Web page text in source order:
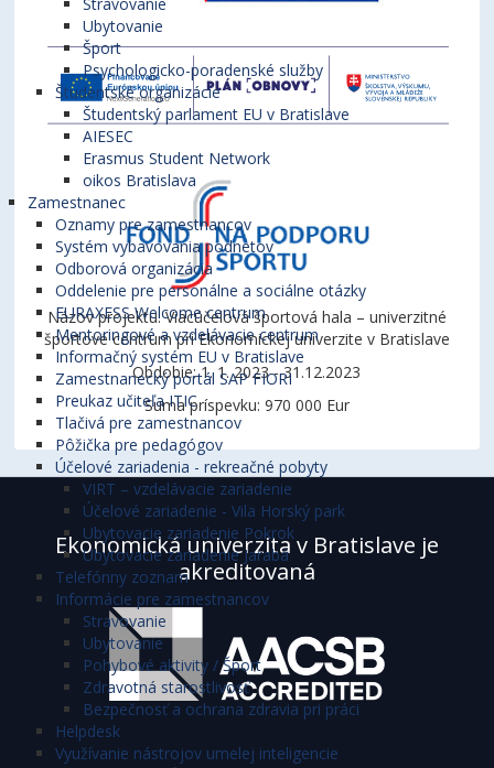
Ubytovanie
Šport
Psychologicko-poradenské služby
Študentské organizácie
Študentský parlament EU v Bratislave
AIESEC
Erasmus Student Network
oikos Bratislava
Zamestnanec
Oznamy pre zamestnancov
Systém vybavovania podnetov
Odborová organizácia
Oddelenie pre personálne a sociálne otázky
EURAXESS Welcome centrum
Mentoringové a vzdelávacie centrum
Informačný systém EU v Bratislave
Zamestnanecký portál SAP FIORI
Preukaz učiteľa ITIC
Tlačivá pre zamestnancov
Pôžička pre pedagógov
Účelové zariadenia - rekreačné pobyty
VIRT – vzdelávacie zariadenie
Účelové zariadenie - Vila Horský park
Ubytovacie zariadenie Pokrok
Ubytovacie zariadenie Jarabá
Telefónny zoznam
Informácie pre zamestnancov
Stravovanie
Ubytovanie
Pohybové aktivity / Šport
Zdravotná starostlivosť
Bezpečnosť a ochrana zdravia pri práci
Helpdesk
Využívanie nástrojov umelej inteligencie
Názov projektu: Viacúčelová športová hala – univerzitné
športové centrum pri Ekonomickej univerzite v Bratislave
Obdobie: 1. 1. 2023 - 31.12.2023
Suma príspevku: 970 000 Eur
Ekonomická univerzita v Bratislave je
akreditovaná